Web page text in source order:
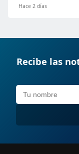
Hace 2 días
Recibe las